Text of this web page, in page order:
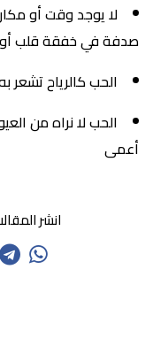
لا يوجد وقت أو
صدفة في خفقة قلب
الحب كالرياح تشعر
الحب لا نراه من
أعمى
انشر